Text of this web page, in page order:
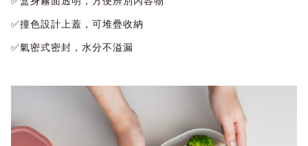
✅撞色設計上蓋，可堆疊收納
✅氣密式密封，水分不溢漏